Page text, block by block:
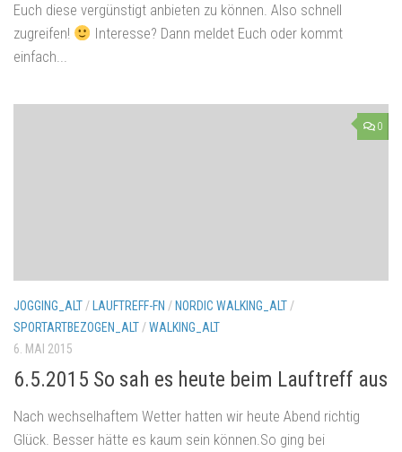
Euch diese vergünstigt anbieten zu können. Also schnell
zugreifen!
Interesse? Dann meldet Euch oder kommt
einfach...
0
JOGGING_ALT/ LAUFTREFF-FN / NORDIC WALKING_ALT/
SPORTARTBEZOGEN_ALT/WALKING_ALT
6. MAI 2015
6.5.2015 So sah es heute beim Lauftreff aus
Nach wechselhaftem Wetter hatten wir heute Abend richtig
Glück. Besser hätte es kaum sein können.So ging bei